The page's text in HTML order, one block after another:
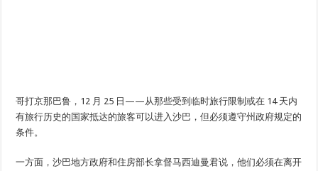
哥打京那巴鲁，12 月 25 日——从那些受到临时旅行限制或在 14 天内
有旅行历史的国家抵达的旅客可以进入沙巴，但必须遵守州政府规定的
条件。
一方面，沙巴地方政府和住房部长拿督马西迪曼君说，他们必须在离开